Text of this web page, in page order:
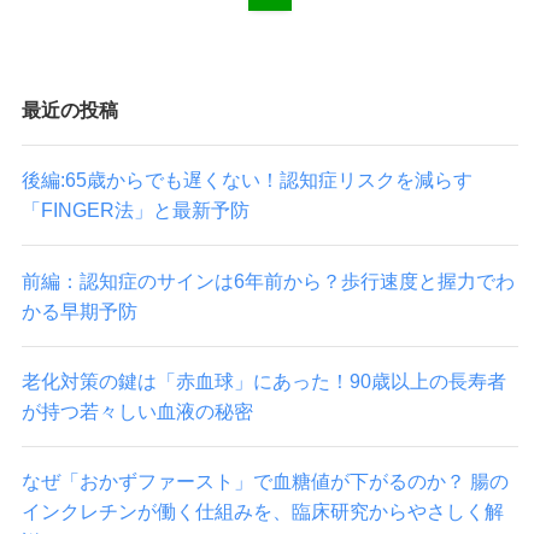
最近の投稿
後編:65歳からでも遅くない！認知症リスクを減らす
「FINGER法」と最新予防
前編：認知症のサインは6年前から？歩行速度と握力でわ
かる早期予防
老化対策の鍵は「赤血球」にあった！90歳以上の長寿者
が持つ若々しい血液の秘密
なぜ「おかずファースト」で血糖値が下がるのか？ 腸の
インクレチンが働く仕組みを、臨床研究からやさしく解